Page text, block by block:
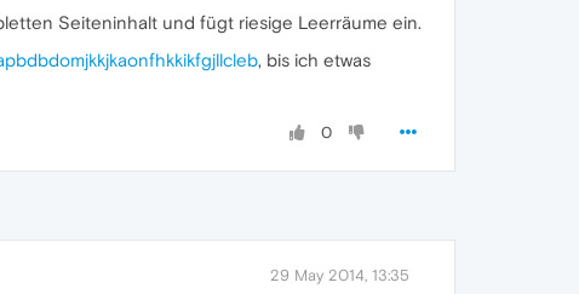
Seiteninhalt und fügt riesige Leerräume ein.
, bis ich etwas
0
29 May 2014, 13:35